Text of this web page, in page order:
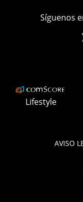
AVISO
Síguenos
Lifestyle